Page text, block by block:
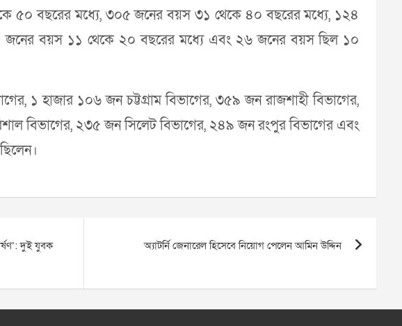
৫০ বছরের মধ্যে, ৩০৫ জনের বয়স ৩১ থেকে ৪০ বছরের মধ্যে, ১২৪
জনের বয়স ১১ থেকে ২০ বছরের মধ্যে এবং ২৬ জনের বয়স ছিল ১০
১ হাজার ১০৬ জন চট্টগ্রাম বিভাগের, ৩৫৯ জন রাজশাহী বিভাগের,
বিভাগের, ২৩৫ জন সিলেট বিভাগের, ২৪৯ জন রংপুর বিভাগের এবং
দুই যুবক
অ্যাটর্নি জেনারেল হিসেবে নিয়োগ পেলেন আমিন উদ্দিন